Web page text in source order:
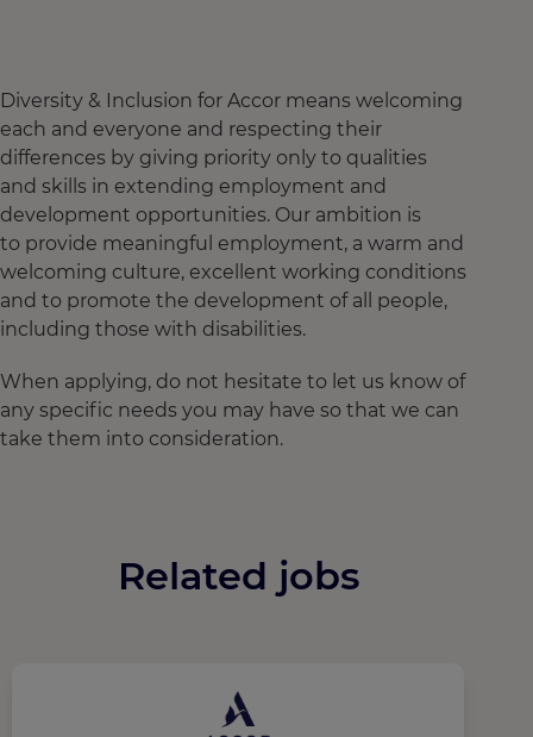
Diversity & Inclusion for Accor means welcoming
each and everyone and respecting their
differences by giving priority only to qualities
and skills in extending employment and
development opportunities. Our ambition is
to provide meaningful employment, a warm and
welcoming culture, excellent working conditions
and to promote the development of all people,
including those with disabilities.
When applying, do not hesitate to let us know of
any specific needs you may have so that we can
take them into consideration.
Related jobs